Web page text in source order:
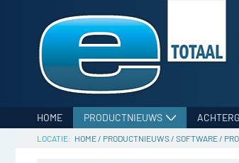
HOME PRODUCTNIEUWS
HOME/ PRODUCTNIEUWS/ SOFTWARE/